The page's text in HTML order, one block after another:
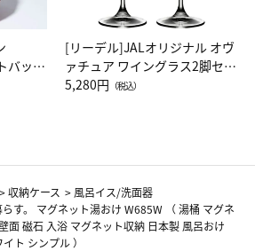
バッグ
）ス
[リーデル]JALオリジナル オヴ
ァチュア ワイングラス2脚セッ
ト（レッドワイン）
5,280円 （税込）
>収納ケース > 風呂イス/洗面器
す。 マグネット湯おけ W685W （ 湯桶 マグネ
面 磁石 入浴 マグネット収納 日本製 風呂おけ
ト シンプル ）